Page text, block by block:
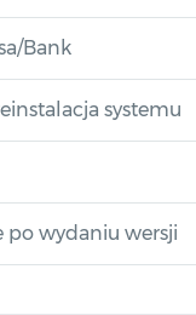
Bank
systemu
po wydaniu wersji